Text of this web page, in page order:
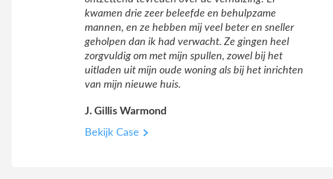
kwamen drie zeer beleefde en behulpzame
mannen, en ze hebben mij veel beter en sneller
geholpen dan ik had verwacht. Ze gingen heel
zorgvuldig om met mijn spullen, zowel bij het
uitladen uit mijn oude woning als bij het inrichten
van mijn nieuwe huis.
J. Gillis Warmond
Bekijk Case